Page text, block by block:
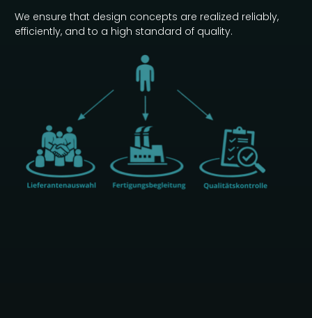
We ensure that design concepts are realized reliably,
efficiently, and to a high standard of quality.